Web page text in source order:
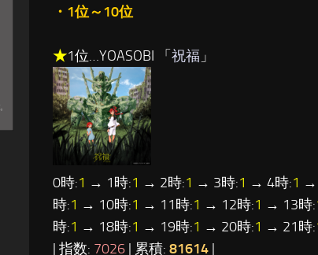
・1位～10位
★1位…YOASOBI 「 祝福 」
0時:1 → 1時:1 → 2時:1 → 3時:1 → 4時:1 →
時:1 → 10時:1 → 11時:1 → 12時:1 → 13時:
時:1 → 18時:1 → 19時:1 → 20時:1 → 21時:
| 指数: 7026 | 累積: 81614 |